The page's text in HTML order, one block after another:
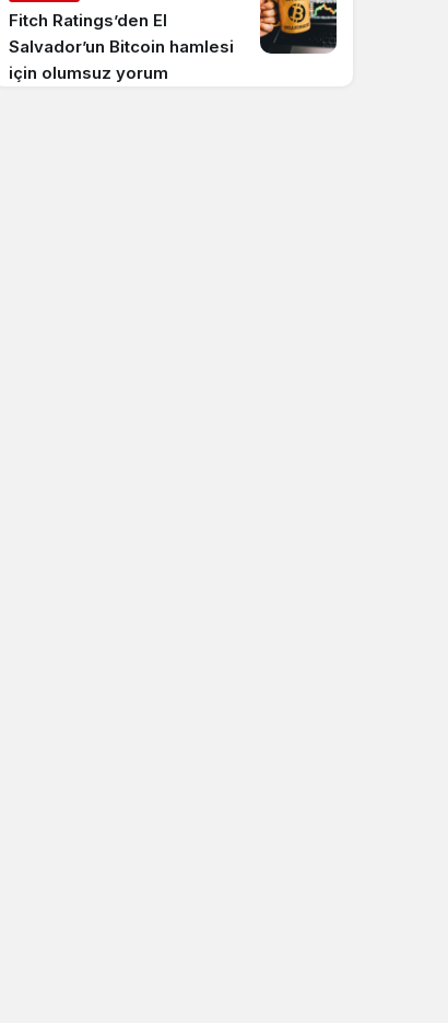
Fitch Ratings’den El
Salvador’un Bitcoin hamlesi
için olumsuz yorum